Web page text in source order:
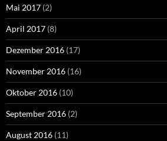
Mai 2017 (2)
April 2017 (8)
Dezember 2016 (17)
November 2016 (16)
Oktober 2016 (10)
September 2016 (2)
August 2016 (11)